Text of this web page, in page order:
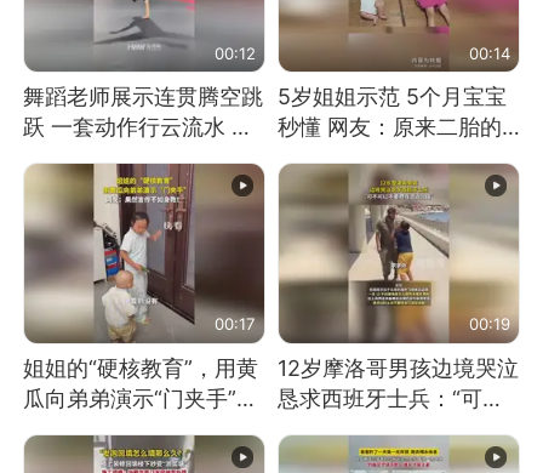
00:12
舞蹈老师展示连贯腾空跳
跃 一套动作行云流水 节
到又舞又武的？
00:14
5岁姐姐示范 5个月宝宝
秒懂 网友：原来二胎的
00:17
姐姐的“硬核教育”，用黄
瓜向弟弟演示“门夹手”，
教！
00:19
12岁摩洛哥男孩边境哭泣
恳求西班牙士兵：“可不